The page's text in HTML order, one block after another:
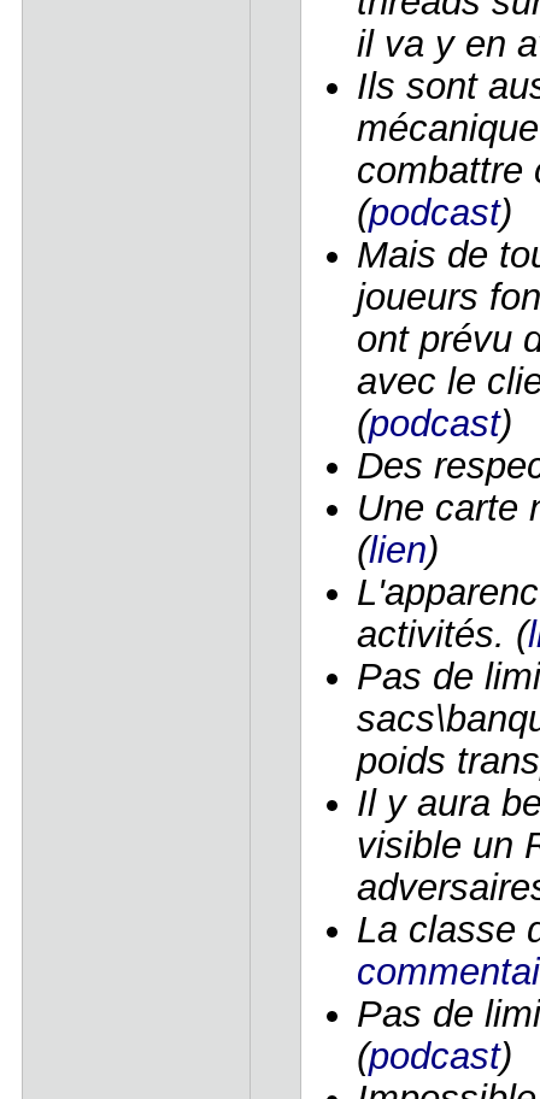
il va y en
Ils sont
combattre
(podcast)
Mais de
joueurs
ont prévu
avec le
(podcast)
Des
Une carte
(lien)
activités. (
Pas de
poids
Il y aura
visible un
La classe
Pas de
(podcast)